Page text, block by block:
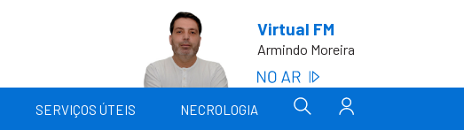
Virtual FM
Armindo Moreira
SERVIÇOS ÚTEIS NECROLOGIA